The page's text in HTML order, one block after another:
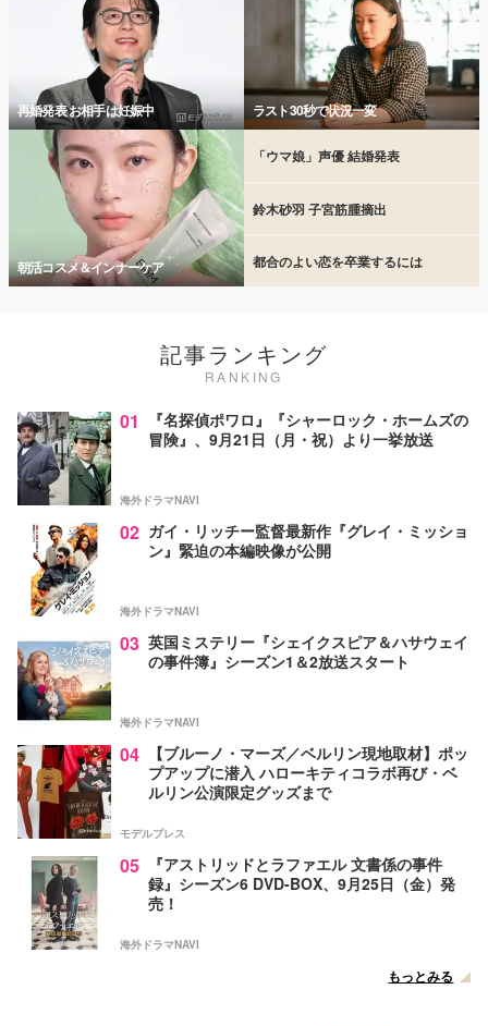
再婚発表 お相手は妊娠中 ラスト30秒で状況一変
朝活コスメ＆インナーケア
「ウマ娘」声優 結婚発表
鈴木砂羽 子宮筋腫摘出
都合のよい恋を卒業するには
記事ランキング
RANKING
01
『名探偵ポワロ』『シャーロック・ホームズの
冒険』、9月21日（月・祝）より一挙放送
海外ドラマNAVI
02 ガイ・リッチー監督最新作『グレイ・ミッショ
ン』緊迫の本編映像が公開
海外ドラマNAVI
03 英国ミステリー『シェイクスピア＆ハサウェイ
の事件簿』シーズン1＆2放送スタート
海外ドラマNAVI
04
【ブルーノ・マーズ／ベルリン現地取材】ポッ
プアップに潜入 ハローキティコラボ再び・ベ
ルリン公演限定グッズまで
モデルプレス
05
『アストリッドとラファエル 文書係の事件
録』シーズン6 DVD-BOX、9月25日（金）発
売！
海外ドラマNAVI
もっとみる